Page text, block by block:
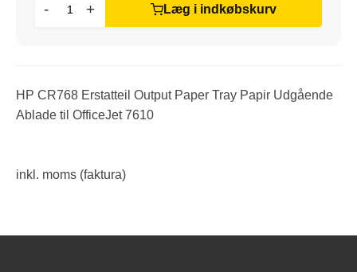
- + Læg i indkøbskurv
HP CR768 Erstatteil Output Paper Tray Papir Udgående
Ablade til OfficeJet 7610
inkl. moms (faktura)